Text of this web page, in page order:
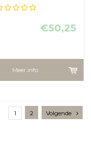
€50,25
Meer info
1 2 Volgende